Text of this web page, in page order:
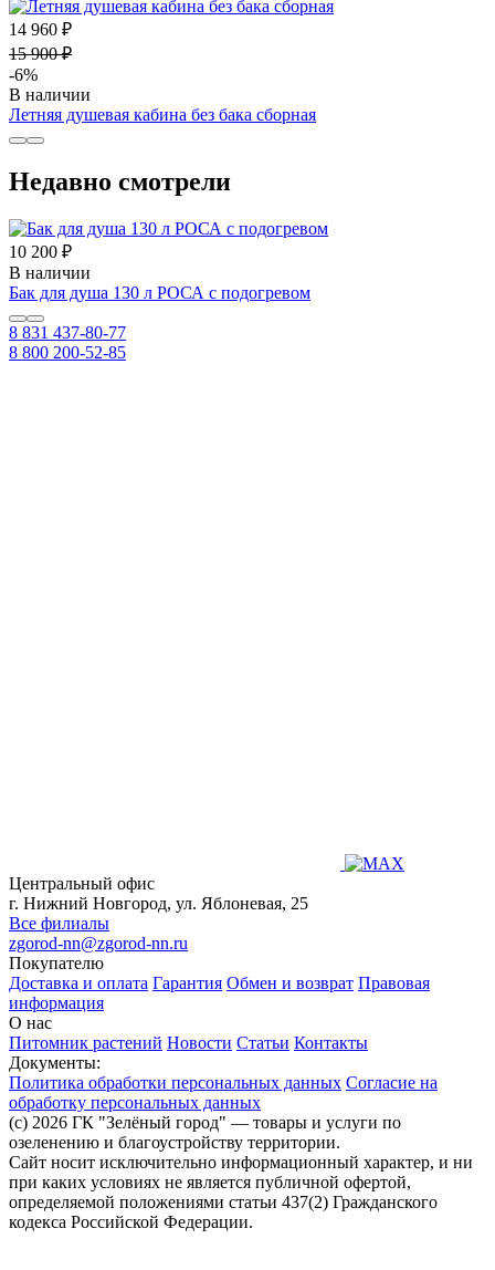
14 960 ₽
15 900 ₽
-6%
В наличии
Летняя душевая кабина без бака сборная
Недавно смотрели
10 200 ₽
В наличии
Бак для душа 130 л РОСА с подогревом
8 831 437-80-77
8 800 200-52-85
Центральный офис
г. Нижний Новгород, ул. Яблоневая, 25
Все филиалы
zgorod-nn@zgorod-nn.ru
Покупателю
Доставка и оплата Гарантия Обмен и возврат Правовая
информация
О нас
Питомник растений Новости Статьи Контакты
Документы:
Политика обработки персональных данных Согласие на
обработку персональных данных
(c) 2026 ГК "Зелёный город" — товары и услуги по
озеленению и благоустройству территории.
Сайт носит исключительно информационный характер, и ни
при каких условиях не является публичной офертой,
определяемой положениями статьи 437(2) Гражданского
кодекса Российской Федерации.